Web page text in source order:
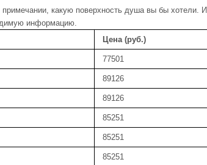
какую поверхность душа вы бы хотели.
информацию.
Цена (руб.)
77501
89126
89126
85251
85251
85251